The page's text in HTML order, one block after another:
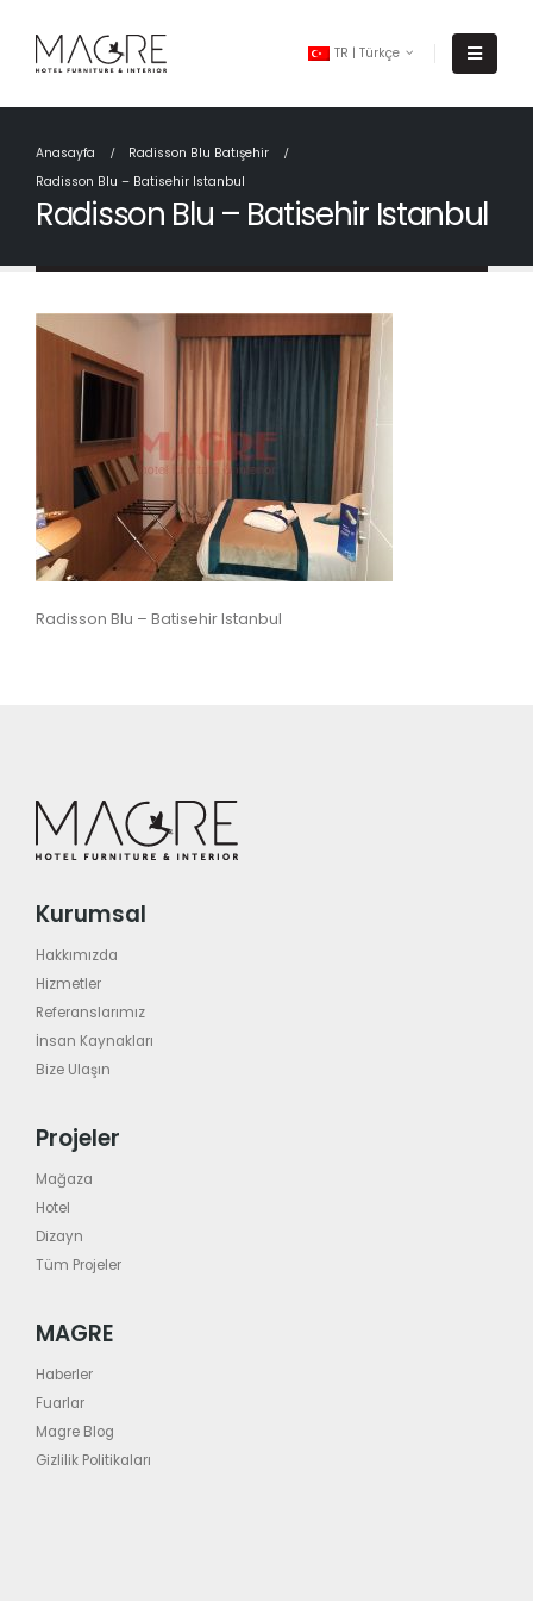
TR | Türkçe
Anasayfa
Radisson Blu Batışehir
Radisson Blu – Batisehir Istanbul
Radisson Blu – Batisehir Istanbul
Radisson Blu – Batisehir Istanbul
Kurumsal
Hakkımızda
Hizmetler
Referanslarımız
İnsan Kaynakları
Bize Ulaşın
Projeler
Mağaza
Hotel
Dizayn
Tüm Projeler
MAGRE
Haberler
Fuarlar
Magre Blog
Gizlilik Politikaları